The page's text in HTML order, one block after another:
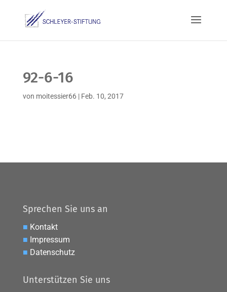
92-6-16
von moitessier66| Feb. 10, 2017
Sprechen Sie uns an
■ Kontakt
■ Impressum
■ Datenschutz
Unterstützen Sie uns